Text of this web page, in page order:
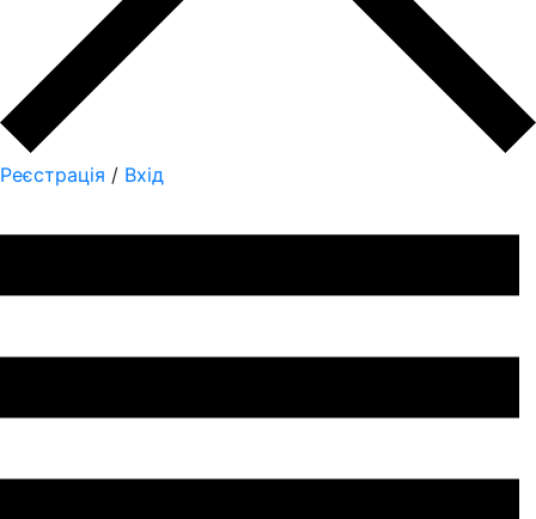
Реєстрація / Вхід